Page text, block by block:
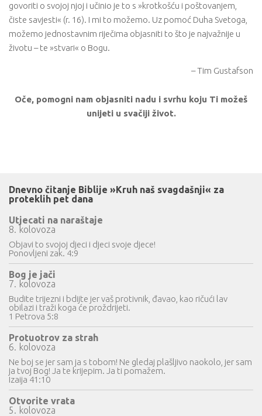
govoriti o svojoj njoj i učinio je to s »krotkošću i poštovanjem,
čiste savjesti« (r. 16). I mi to možemo. Uz pomoć Duha Svetoga,
možemo jednostavnim riječima objasniti to što je najvažnije u
životu – te »stvari« o Bogu.
– Tim Gustafson
Oče, pomogni nam objasniti nadu i svrhu koju Ti možeš
unijeti u svačiji život.
Dnevno čitanje Biblije »Kruh naš svagdašnji« za
proteklih pet dana
Utjecati na naraštaje
8. kolovoza
Objavi to svojoj djeci i djeci svoje djece!
Ponovljeni zak. 4:9
Bog je jači
7. kolovoza
Budite trijezni i bdijte jer vaš protivnik, đavao, kao ričući lav
obilazi i traži koga će proždrijeti.
1 Petrova 5:8
Protuotrov za strah
6. kolovoza
Ne boj se jer sam ja s tobom! Ne gledaj plašljivo naokolo, jer sam
ja tvoj Bog! Ja te krijepim. Ja ti pomažem.
Izaija 41:10
Otvorite vrata
5. kolovoza